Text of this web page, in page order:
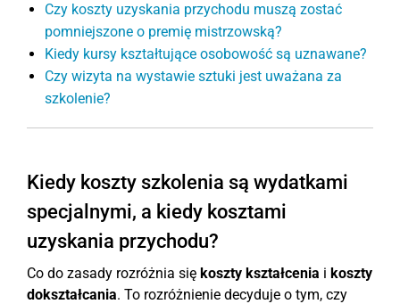
Czy koszty uzyskania przychodu muszą zostać
pomniejszone o premię mistrzowską?
Kiedy kursy kształtujące osobowość są uznawane?
Czy wizyta na wystawie sztuki jest uważana za
szkolenie?
Kiedy koszty szkolenia są wydatkami
specjalnymi, a kiedy kosztami
uzyskania przychodu?
Co do zasady rozróżnia się koszty kształcenia i koszty
dokształcania. To rozróżnienie decyduje o tym, czy